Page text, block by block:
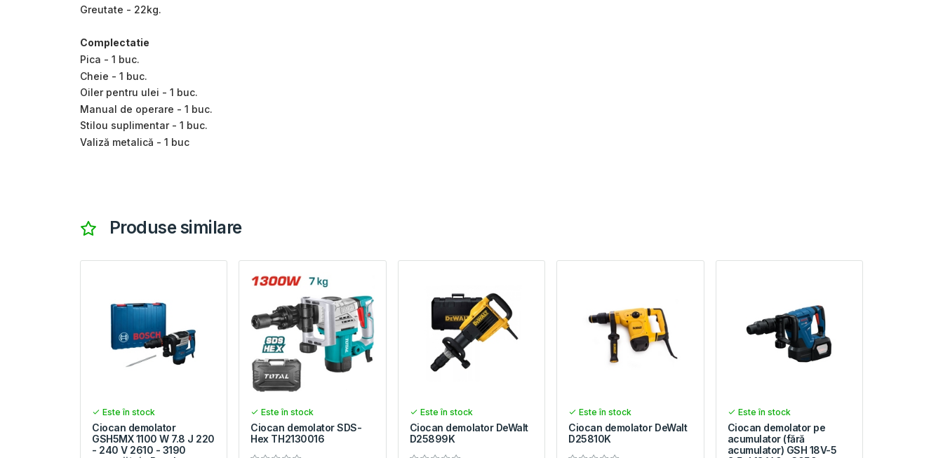
Greutate - 22kg.
Complectatie
Pica - 1 buc.
Cheie - 1 buc.
Oiler pentru ulei - 1 buc.
Manual de operare - 1 buc.
Stilou suplimentar - 1 buc.
Valiză metalică - 1 buc
Produse similare
Este în stock
Ciocan demolator
GSH5MX 1100 W 7.8 J 220
- 240 V 2610 - 3190
Este în stock
Ciocan demolator SDS-
Hex TH2130016
Este în stock
Ciocan demolator DeWalt
D25899K
Este în stock
Ciocan demolator DeWalt
D25810K
Este în stock
Ciocan demolator pe
acumulator (fără
acumulator) GSH 18V-5